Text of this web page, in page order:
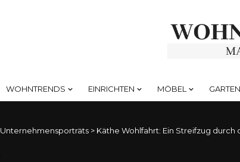
WOHNTRENDS EINRICHTEN MÖBEL GARTEN
Unternehmensporträts > Käthe Wohlfahrt: Ein Streifzug